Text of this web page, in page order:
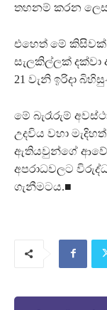
තහනම් කරන
එහෙත් මේ කිසිවක්
සැලකිල්ලක්
21 වැනි ඉරිදා
මේ බැරෑරුම්
උදවිය වහා
ඇතියවුන්ගේ
අපරාධවලට
ගැනීමටය.■